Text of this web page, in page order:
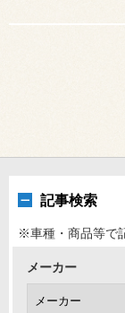
記事検索
※車種・商品等で
メーカー